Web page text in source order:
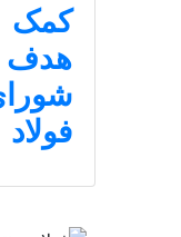
فولاد